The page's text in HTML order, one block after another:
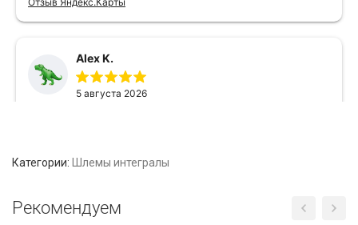
Категории: Шлемы интегралы
Рекомендуем